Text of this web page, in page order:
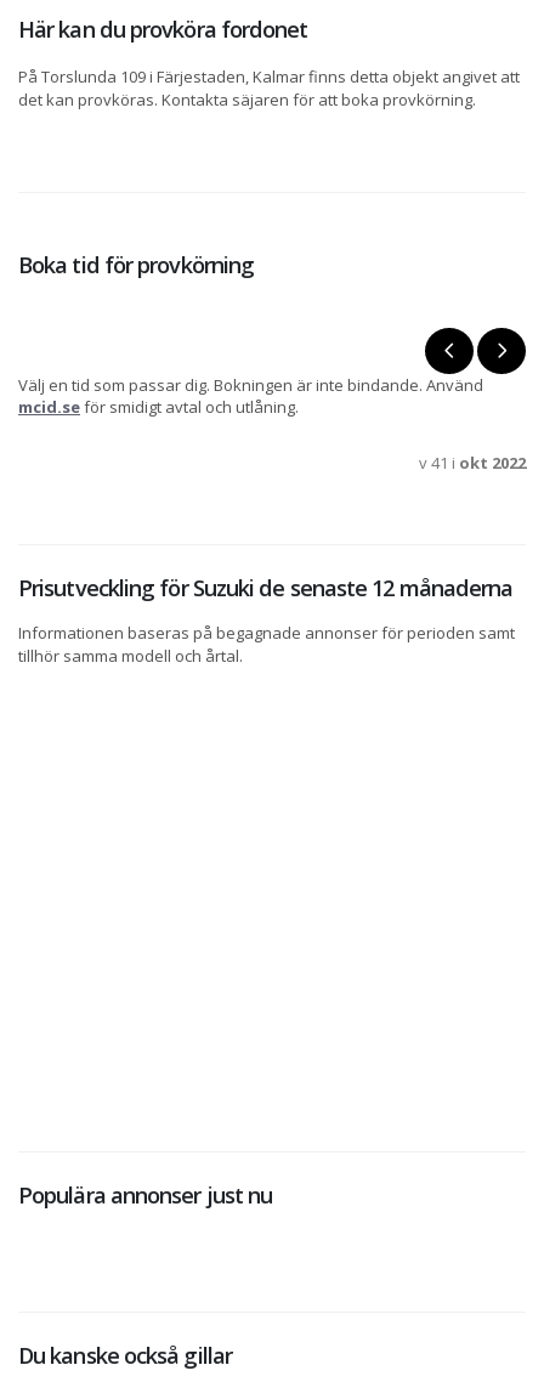
Här kan du provköra fordonet
På Torslunda 109 i Färjestaden, Kalmar finns detta objekt angivet att
det kan provköras. Kontakta säjaren för att boka provkörning.
Boka tid för provkörning
Välj en tid som passar dig. Bokningen är inte bindande. Använd
mcid.seför smidigt avtal och utlåning.
v 41 i okt 2022
Prisutveckling för Suzuki de senaste 12 månaderna
Informationen baseras på begagnade annonser för perioden samt
tillhör samma modell och årtal.
Populära annonser just nu
Du kanske också gillar